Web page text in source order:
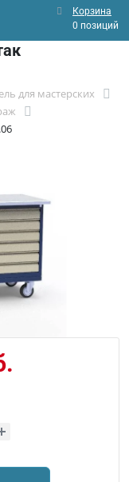
Корзина
0 позиций
для мастерских